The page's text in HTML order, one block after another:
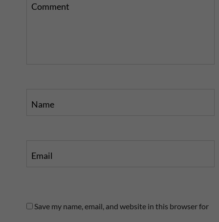
p
Comment
Name
Email
Save my name, email, and website in this browser for